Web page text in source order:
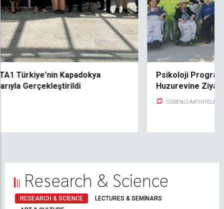
IUS Life ve İstanbul Valiliği, 14. Birleşmiş Milletler
KOBİ Day Konferansı 2026'ya Katıldı
Research & Science
RESEARCH & SCIENCE
LECTURES & SEMINARS
CYBERFORT LTTA1 Türkiye'nin Kapadokya
Bölgesinde Başarıyla Gerçekleştirildi